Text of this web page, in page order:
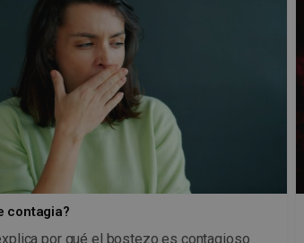
contagia?
por qué el bostezo es contagioso